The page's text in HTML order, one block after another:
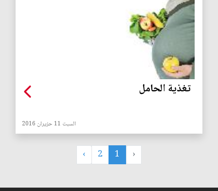
تغذية الحامل
السبت 11 حزيران 2016
‹
1
2
›